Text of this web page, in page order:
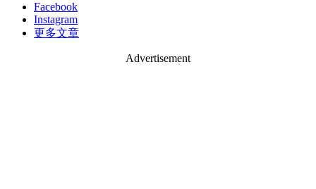
Facebook
Instagram
更多文章
Advertisement